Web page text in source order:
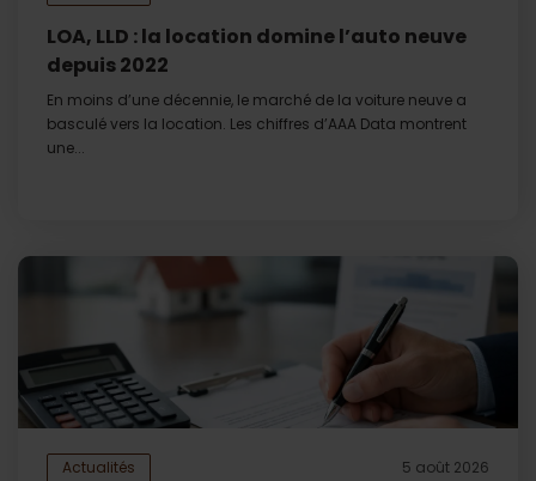
LOA, LLD : la location domine l’auto neuve
depuis 2022
En moins d’une décennie, le marché de la voiture neuve a
basculé vers la location. Les chiffres d’AAA Data montrent
une...
Actualités 5 août 2026